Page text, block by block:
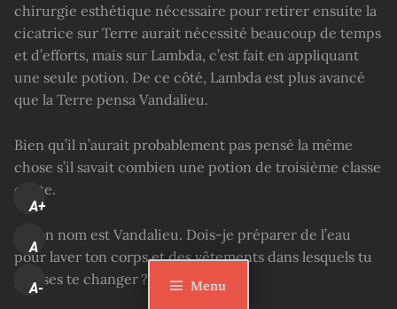
Menu
chirurgie esthétique nécessaire pour retirer ensuite la
cicatrice sur Terre aurait nécessité beaucoup de temps
et d’efforts, mais sur Lambda, c’est fait en appliquant
une seule potion. De ce côté, Lambda est plus avancé
que la Terre pensa Vandalieu.
Bien qu’il n’aurait probablement pas pensé la même
chose s’il savait combien une potion de troisième classe
coûte.
« Mon nom est Vandalieu. Dois-je préparer de l’eau
pour laver ton corps et des vêtements dans lesquels tu
puisses te changer ? »
A+
A
A-